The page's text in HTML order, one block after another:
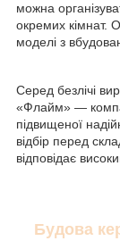
можна
окремих кімнат.
моделі з
Серед безлічі
«Флайм» —
підвищеної
відбір перед
відповідає
Будова